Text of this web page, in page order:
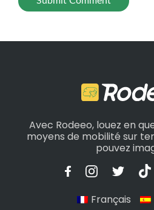
Avec Rodeeo, louez en
moyens de mobilité sur
pouvez
Français